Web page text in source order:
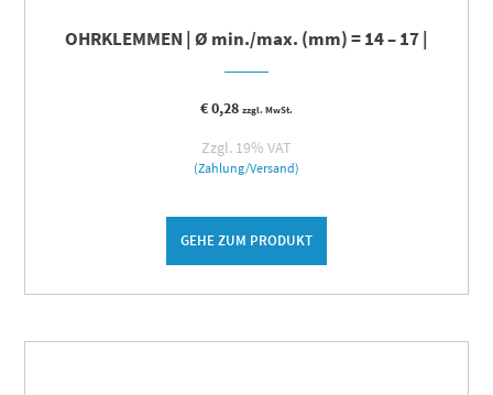
OHRKLEMMEN | Ø min./max. (mm) = 14 – 17 |
€0,28 zzgl. MwSt.
Zzgl. 19% VAT
(Zahlung/Versand)
GEHE ZUM PRODUKT